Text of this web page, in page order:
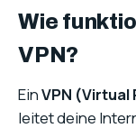
Wie
VPN?
EinVPN
leitet deine